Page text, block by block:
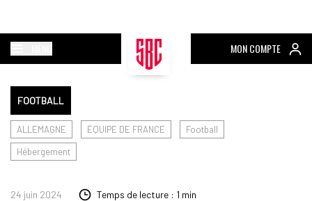
MON COMPTE
FOOTBALL
ALLEMAGNE ÉQUIPE DE FRANCE
Football
Hébergement
24 juin 2024 Temps de lecture : 1 min